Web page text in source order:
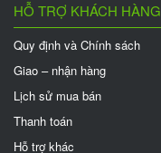
HỖ TRỢ KHÁCH HÀNG
Quy định và Chính sách
Giao – nhận hàng
Lịch sử mua bán
Thanh toán
Hỗ trợ khác